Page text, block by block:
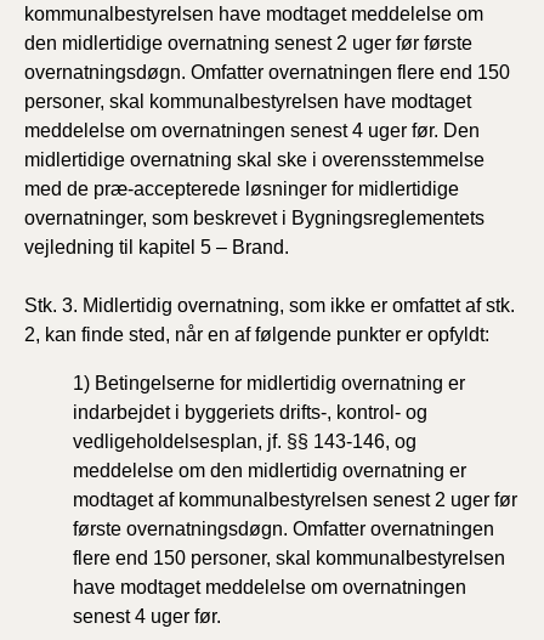
kommunalbestyrelsen have modtaget meddelelse om
den midlertidige overnatning senest 2 uger før første
overnatningsdøgn. Omfatter overnatningen flere end 150
personer, skal kommunalbestyrelsen have modtaget
meddelelse om overnatningen senest 4 uger før. Den
midlertidige overnatning skal ske i overensstemmelse
med de præ-accepterede løsninger for midlertidige
overnatninger, som beskrevet i Bygningsreglementets
vejledning til kapitel 5 – Brand.
Stk. 3. Midlertidig overnatning, som ikke er omfattet af stk.
2, kan finde sted, når en af følgende punkter er opfyldt:
1) Betingelserne for midlertidig overnatning er
indarbejdet i byggeriets drifts-, kontrol- og
vedligeholdelsesplan, jf. §§ 143-146, og
meddelelse om den midlertidig overnatning er
modtaget af kommunalbestyrelsen senest 2 uger før
første overnatningsdøgn. Omfatter overnatningen
flere end 150 personer, skal kommunalbestyrelsen
have modtaget meddelelse om overnatningen
senest 4 uger før.